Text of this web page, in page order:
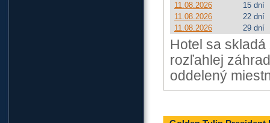
11.08.2026
15 dní
11.08.2026
22 dní
11.08.2026
29 dní
Hotel sa
rozľahlej
oddelený